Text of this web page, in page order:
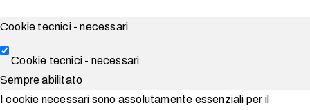
Cookie tecnici - necessari
Cookie tecnici - necessari
Sempre abilitato
I cookie necessari sono assolutamente essenziali per il